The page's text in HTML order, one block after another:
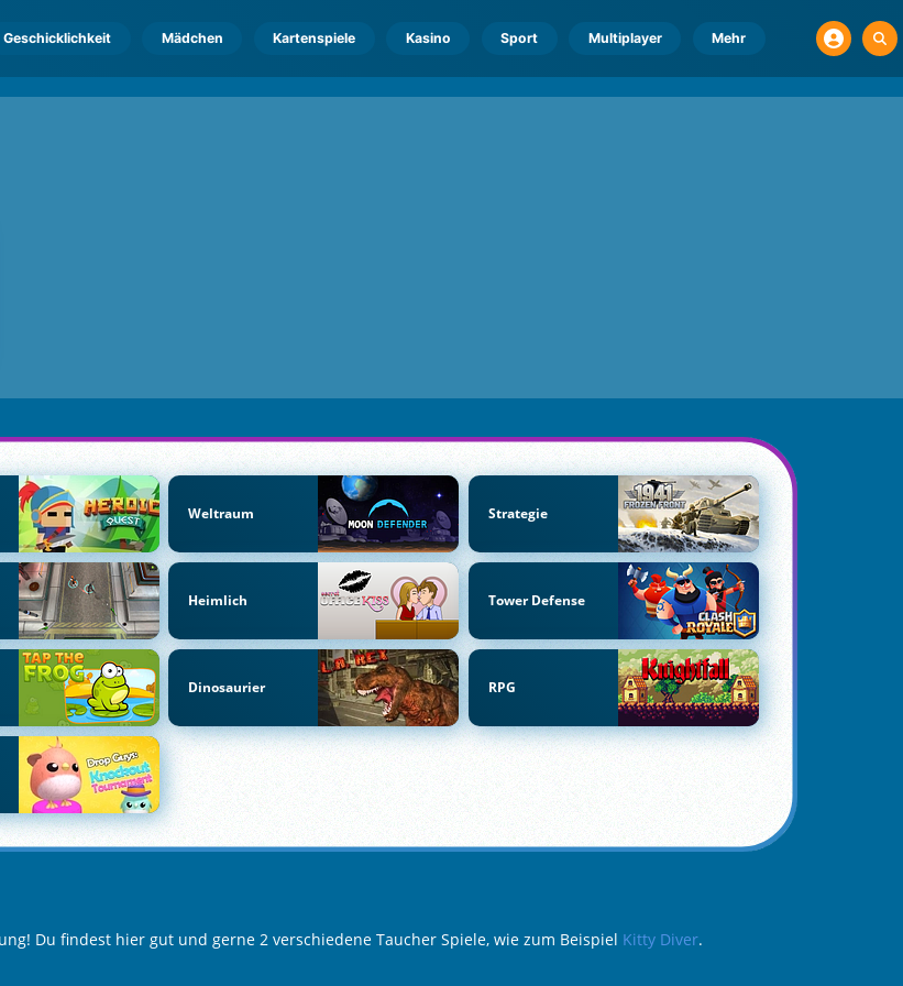
Geschicklichkeit Mädchen Kartenspiele Kasino Sport Multiplayer Mehr
Weltraum Strategie
Heimlich Tower Defense
Dinosaurier RPG
Du findest hier gut und gerne 2 verschiedene Taucher Spiele, wie zum Beispiel Kitty Diver.